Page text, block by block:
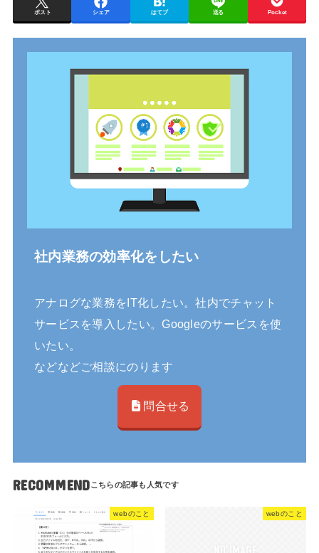
ポスト シェア はてブ 送る Pocket
社内業務の効率化をしたい
アナログな業務をIT化したい。社内でチャット
サービスを導入したい。Googleのサービスを使
いたい。
などなどご相談にのります
問合せる
RECOMMEND
webのこと webのこと